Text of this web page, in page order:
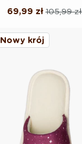
Cena
105,99 zł
Cena
69,99 zł
Nowy krój